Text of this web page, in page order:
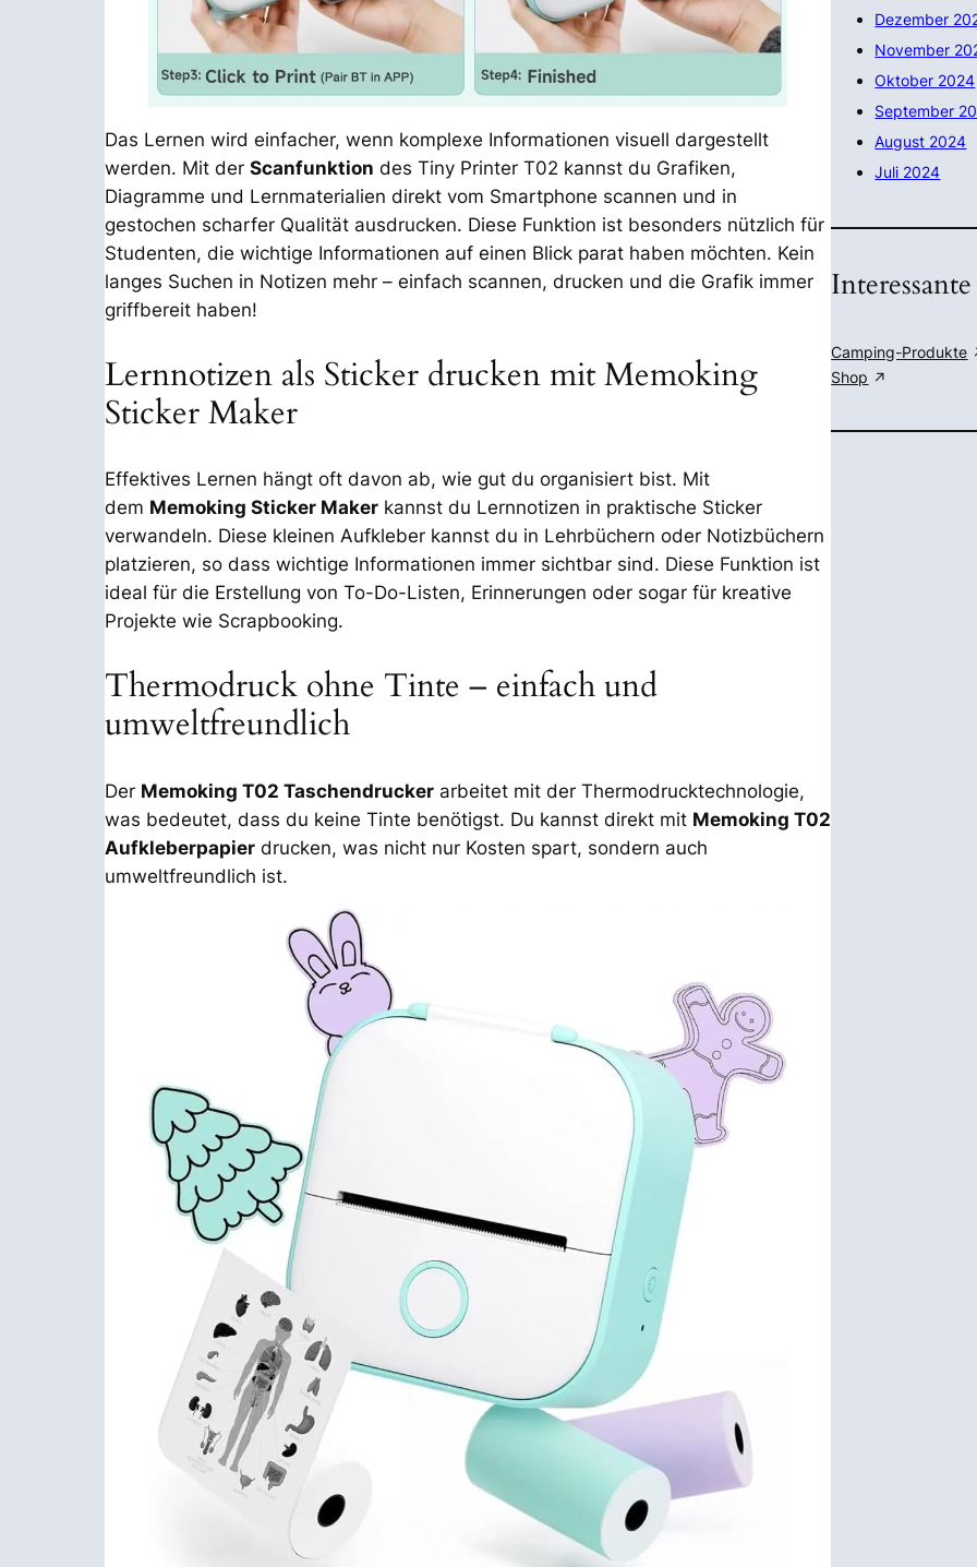
Das Lernen wird einfacher, wenn komplexe Informationen visuell dargestellt
werden. Mit der Scanfunktion des Tiny Printer T02 kannst du Grafiken,
Diagramme und Lernmaterialien direkt vom Smartphone scannen und in
gestochen scharfer Qualität ausdrucken. Diese Funktion ist besonders nützlich für
Studenten, die wichtige Informationen auf einen Blick parat haben möchten. Kein
langes Suchen in Notizen mehr – einfach scannen, drucken und die Grafik immer
griffbereit haben!
Lernnotizen als Sticker drucken mit Memoking
Sticker Maker
Effektives Lernen hängt oft davon ab, wie gut du organisiert bist. Mit
dem Memoking Sticker Maker kannst du Lernnotizen in praktische Sticker
verwandeln. Diese kleinen Aufkleber kannst du in Lehrbüchern oder Notizbüchern
platzieren, so dass wichtige Informationen immer sichtbar sind. Diese Funktion ist
ideal für die Erstellung von To-Do-Listen, Erinnerungen oder sogar für kreative
Projekte wie Scrapbooking.
Thermodruck ohne Tinte – einfach und
umweltfreundlich
Der Memoking T02 Taschendrucker arbeitet mit der Thermodrucktechnologie,
was bedeutet, dass du keine Tinte benötigst. Du kannst direkt mit Memoking T02
Aufkleberpapier drucken, was nicht nur Kosten spart, sondern auch
umweltfreundlich ist.
Dezember
November
Oktober 2024
September
August 2024
Juli 2024
Camping-Produkte
Shop